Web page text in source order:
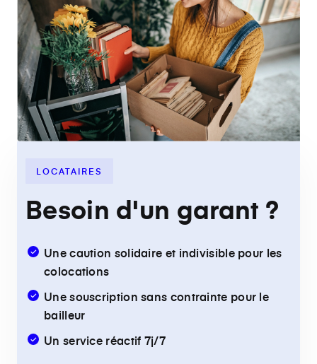
LOCATAIRES
Besoin d'un garant ?
Une caution solidaire et indivisible pour les
colocations
Une souscription sans contrainte pour le
bailleur
Un service réactif 7j/7